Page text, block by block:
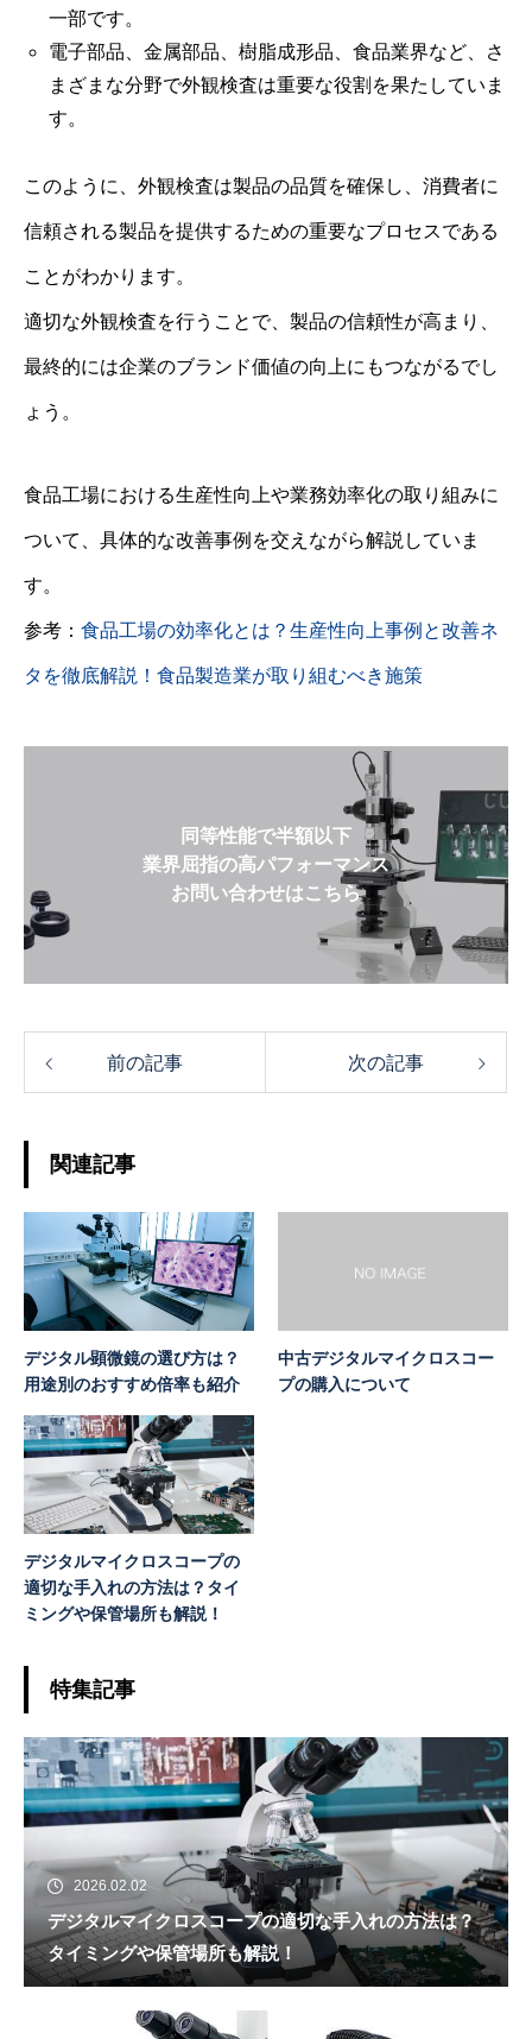
一部です。
電子部品、金属部品、樹脂成形品、食品業界など、さ
まざまな分野で外観検査は重要な役割を果たしていま
す。
このように、外観検査は製品の品質を確保し、消費者に
信頼される製品を提供するための重要なプロセスである
ことがわかります。
適切な外観検査を行うことで、製品の信頼性が高まり、
最終的には企業のブランド価値の向上にもつながるでし
ょう。
食品工場における生産性向上や業務効率化の取り組みに
ついて、具体的な改善事例を交えながら解説していま
す。
参考： 食品工場の効率化とは？生産性向上事例と改善ネ
タを徹底解説！食品製造業が取り組むべき施策
同等性能で半額以下
業界屈指の高パフォーマンス
お問い合わせはこちら
前の記事 次の記事
関連記事
デジタル顕微鏡の選び方は？
用途別のおすすめ倍率も紹介
中古デジタルマイクロスコー
プの購入について
デジタルマイクロスコープの
適切な手入れの方法は？タイ
ミングや保管場所も解説！
特集記事
2026.02.02
デジタルマイクロスコープの適切な手入れの方法は？
タイミングや保管場所も解説！